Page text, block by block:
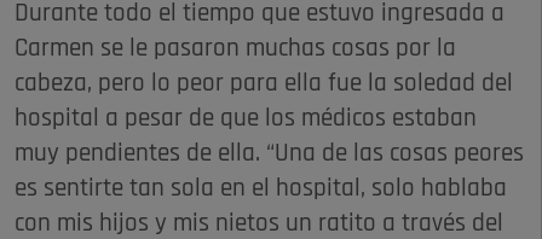
Durante todo el tiempo que estuvo ingresada a
Carmen se le pasaron muchas cosas por la
cabeza, pero lo peor para ella fue la soledad del
hospital a pesar de que los médicos estaban
muy pendientes de ella. “Una de las cosas peores
es sentirte tan sola en el hospital, solo hablaba
con mis hijos y mis nietos un ratito a través del